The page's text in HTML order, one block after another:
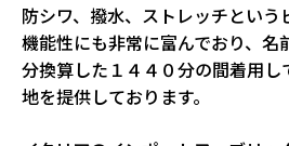
防シワ、撥水、ストレッチという
機能性にも非常に富んでおり、名
分換算した１４４０分の間着用
地を提供しております。